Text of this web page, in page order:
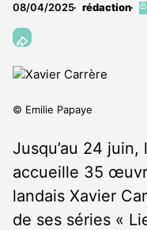
08/04/2025 rédaction
© Emilie Papaye
Jusqu’au 24 juin,
accueille 35
landais Xavier
de ses séries «